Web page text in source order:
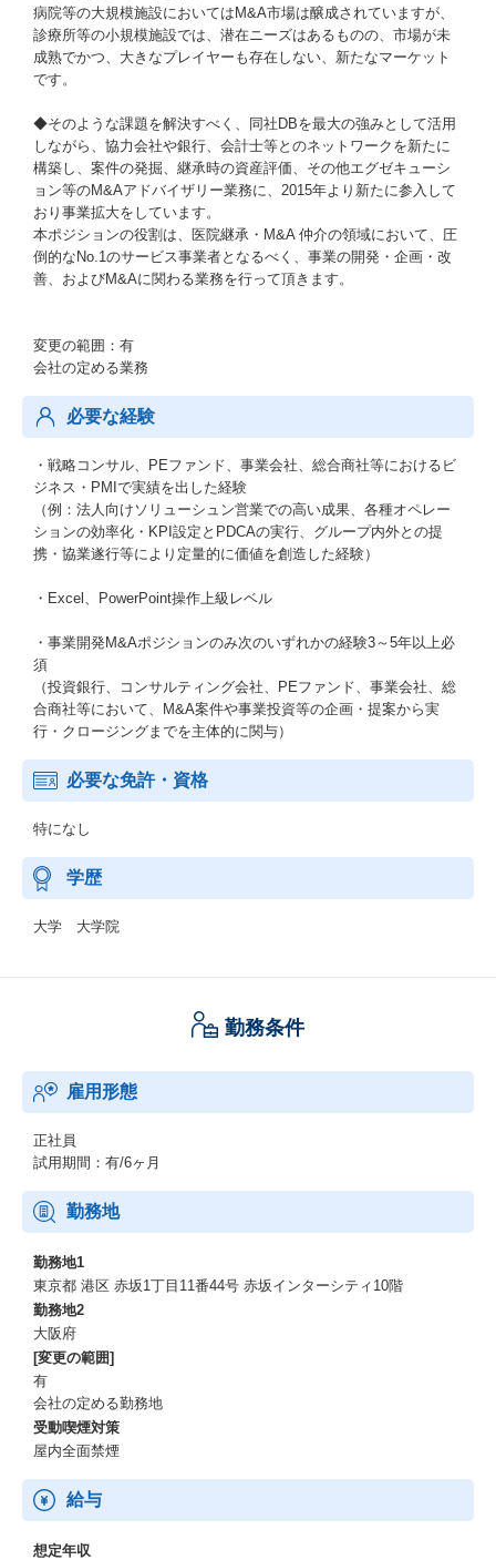
病院等の大規模施設においてはM&A市場は醸成されていますが、
診療所等の小規模施設では、潜在ニーズはあるものの、市場が未
成熟でかつ、大きなプレイヤーも存在しない、新たなマーケット
です。
◆そのような課題を解決すべく、同社DBを最大の強みとして活用
しながら、協力会社や銀行、会計士等とのネットワークを新たに
構築し、案件の発掘、継承時の資産評価、その他エグゼキューシ
ョン等のM&Aアドバイザリー業務に、2015年より新たに参入して
おり事業拡大をしています。
本ポジションの役割は、医院継承・M&A 仲介の領域において、圧
倒的なNo.1のサービス事業者となるべく、事業の開発・企画・改
善、およびM&Aに関わる業務を行って頂きます。
変更の範囲：有
会社の定める業務
必要な経験
・戦略コンサル、PEファンド、事業会社、総合商社等におけるビ
ジネス・PMIで実績を出した経験
（例：法人向けソリューシュン営業での高い成果、各種オペレー
ションの効率化・KPI設定とPDCAの実行、グループ内外との提
携・協業遂行等により定量的に価値を創造した経験）
・Excel、PowerPoint操作上級レベル
・事業開発M&Aポジションのみ次のいずれかの経験3～5年以上必
須
（投資銀行、コンサルティング会社、PEファンド、事業会社、総
合商社等において、M&A案件や事業投資等の企画・提案から実
行・クロージングまでを主体的に関与）
必要な免許・資格
特になし
学歴
大学 大学院
勤務条件
雇用形態
正社員
試用期間：有/6ヶ月
勤務地
勤務地1
東京都 港区 赤坂1丁目11番44号 赤坂インターシティ10階
勤務地2
大阪府
[変更の範囲]
有
会社の定める勤務地
受動喫煙対策
屋内全面禁煙
給与
想定年収